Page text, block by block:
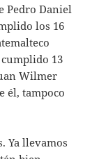
Pedro Daniel
los 16
13
Wilmer
él, tampoco
Ya llevamos